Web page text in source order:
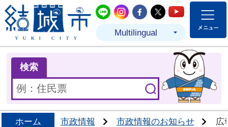
結城市公式LINE
結城市公式Instagram
結城市公式
結城市公式
結城市
Multilingual
検索
ホーム 市政情報 市政情報のお知らせ 広